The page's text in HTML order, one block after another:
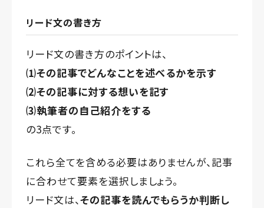
リード文の書き方
リード文の書き方のポイントは、
⑴その記事でどんなことを述べるかを示す
⑵その記事に対する想いを記す
⑶執筆者の自己紹介をする
の3点です。
これら全てを含める必要はありませんが、記事
に合わせて要素を選択しましょう。
リード文は、その記事を読んでもらうか判断し